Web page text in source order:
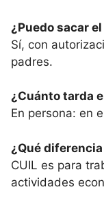
¿Puedo sacar
Sí, con
padres.
¿Cuánto tarda
En persona: en
¿Qué
CUIL es para
actividades